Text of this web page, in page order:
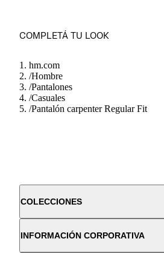
COMPLETÁ TU LOOK
hm.com
/Hombre
/Pantalones
/Casuales
/Pantalón carpenter Regular Fit
COLECCIONES
INFORMACIÓN CORPORATIVA